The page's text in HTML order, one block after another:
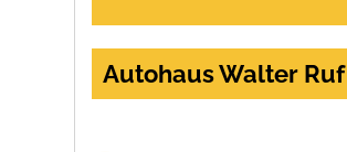
Autohaus Walter Ruf